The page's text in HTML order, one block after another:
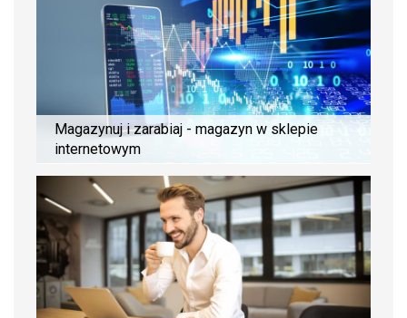
Magazynuj i zarabiaj - magazyn w sklepie
internetowym